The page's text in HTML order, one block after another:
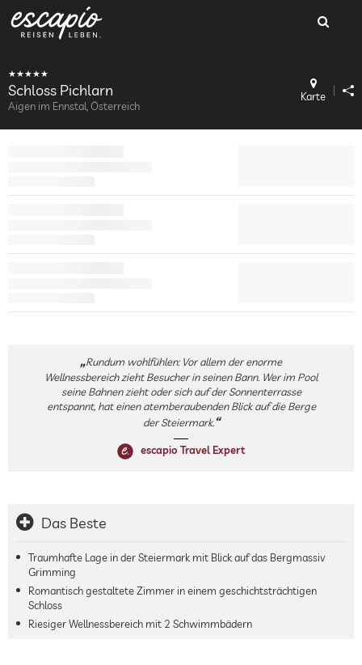
Schloss Pichlarn
Aigen im Ennstal, Österreich
Karte
Rundum wohlfühlen: Vor allem der enorme
Wellnessbereich zieht Besucher in seinen Bann. Wer im Pool
seine Bahnen zieht oder sich auf der Sonnenterrasse
entspannt, hat einen atemberaubenden Blick auf die Berge
der Steiermark.
escapio Travel Expert
Das Beste
Traumhafte Lage in der Steiermark mit Blick auf das Bergmassiv
Grimming
Romantisch gestaltete Zimmer in einem geschichtsträchtigen
Schloss
Riesiger Wellnessbereich mit 2 Schwimmbädern